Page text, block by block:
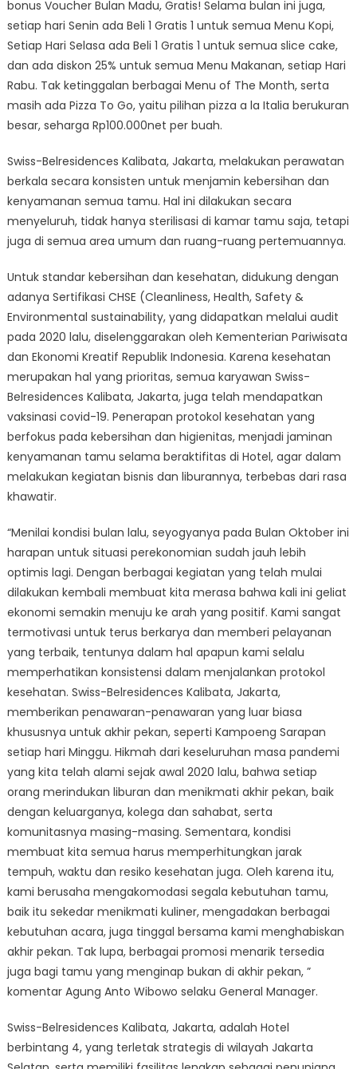
bonus Voucher Bulan Madu, Gratis! Selama bulan ini juga,
setiap hari Senin ada Beli 1 Gratis 1 untuk semua Menu Kopi,
Setiap Hari Selasa ada Beli 1 Gratis 1 untuk semua slice cake,
dan ada diskon 25% untuk semua Menu Makanan, setiap Hari
Rabu. Tak ketinggalan berbagai Menu of The Month, serta
masih ada Pizza To Go, yaitu pilihan pizza a la Italia berukuran
besar, seharga Rp100.000net per buah.
Swiss-Belresidences Kalibata, Jakarta, melakukan perawatan
berkala secara konsisten untuk menjamin kebersihan dan
kenyamanan semua tamu. Hal ini dilakukan secara
menyeluruh, tidak hanya sterilisasi di kamar tamu saja, tetapi
juga di semua area umum dan ruang-ruang pertemuannya.
Untuk standar kebersihan dan kesehatan, didukung dengan
adanya Sertifikasi CHSE (Cleanliness, Health, Safety &
Environmental sustainability, yang didapatkan melalui audit
pada 2020 lalu, diselenggarakan oleh Kementerian Pariwisata
dan Ekonomi Kreatif Republik Indonesia. Karena kesehatan
merupakan hal yang prioritas, semua karyawan Swiss-
Belresidences Kalibata, Jakarta, juga telah mendapatkan
vaksinasi covid-19. Penerapan protokol kesehatan yang
berfokus pada kebersihan dan higienitas, menjadi jaminan
kenyamanan tamu selama beraktifitas di Hotel, agar dalam
melakukan kegiatan bisnis dan liburannya, terbebas dari rasa
khawatir.
“Menilai kondisi bulan lalu, seyogyanya pada Bulan Oktober ini
harapan untuk situasi perekonomian sudah jauh lebih
optimis lagi. Dengan berbagai kegiatan yang telah mulai
dilakukan kembali membuat kita merasa bahwa kali ini geliat
ekonomi semakin menuju ke arah yang positif. Kami sangat
termotivasi untuk terus berkarya dan memberi pelayanan
yang terbaik, tentunya dalam hal apapun kami selalu
memperhatikan konsistensi dalam menjalankan protokol
kesehatan. Swiss-Belresidences Kalibata, Jakarta,
memberikan penawaran-penawaran yang luar biasa
khususnya untuk akhir pekan, seperti Kampoeng Sarapan
setiap hari Minggu. Hikmah dari keseluruhan masa pandemi
yang kita telah alami sejak awal 2020 lalu, bahwa setiap
orang merindukan liburan dan menikmati akhir pekan, baik
dengan keluarganya, kolega dan sahabat, serta
komunitasnya masing-masing. Sementara, kondisi
membuat kita semua harus memperhitungkan jarak
tempuh, waktu dan resiko kesehatan juga. Oleh karena itu,
kami berusaha mengakomodasi segala kebutuhan tamu,
baik itu sekedar menikmati kuliner, mengadakan berbagai
kebutuhan acara, juga tinggal bersama kami menghabiskan
akhir pekan. Tak lupa, berbagai promosi menarik tersedia
juga bagi tamu yang menginap bukan di akhir pekan, ”
komentar Agung Anto Wibowo selaku General Manager.
Swiss-Belresidences Kalibata, Jakarta, adalah Hotel
berbintang 4, yang terletak strategis di wilayah Jakarta